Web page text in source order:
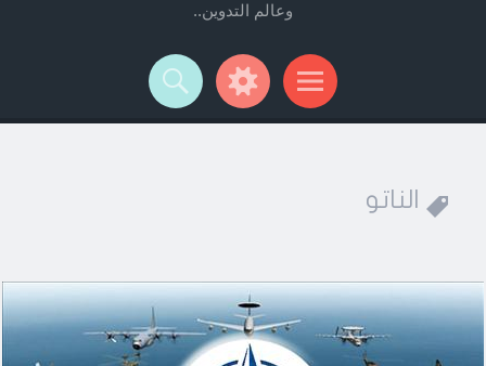
وعالم التدوين..
Menu
Widgets
Search
الناتو